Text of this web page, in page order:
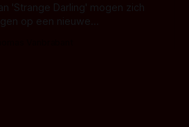
'Strange Darling' mogen zich
op een nieuwe